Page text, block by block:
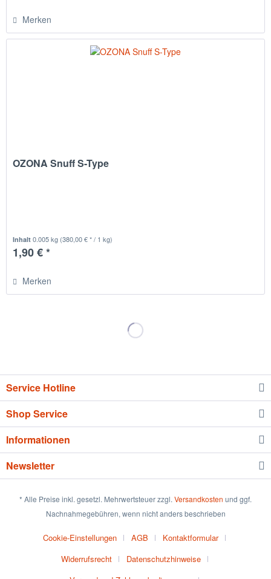
Merken
OZONA Snuff S-Type
Inhalt0.005 kg (380,00 € * / 1 kg)
1,90 € *
Merken
Service Hotline
Shop Service
Informationen
Newsletter
* Alle Preise inkl. gesetzl. Mehrwertsteuer zzgl. Versandkosten und ggf.
Nachnahmegebühren, wenn nicht anders beschrieben
Cookie-Einstellungen AGB
Kontaktformular
Widerrufsrecht
Datenschutzhinweise